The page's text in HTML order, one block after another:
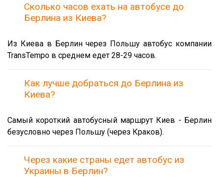
Сколько часов ехать на автобусе до
Берлина из Киева?
Из Киева в Берлин через Польшу автобус компании
TransTempo в среднем едет 28-29 часов.
Как лучше добраться до Берлина из
Киева?
Самый короткий автобусный маршрут Киев - Берлин
безусловно через Польшу (через Краков).
Через какие страны едет автобус из
Украины в Берлин?